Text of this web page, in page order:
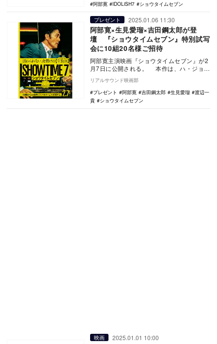
阿部寛
IDOLiSH7 ショウタイムセブン
プレゼント 2025.01.06 11:30
阿部寛×生見愛瑠×吉田鋼太郎が登
壇 『ショウタイムセブン』特別試写
会に10組20名様ご招待
阿部寛主演映画『ショウタイムセブン』が2
月7日に公開される。 本作は、ハ・ジョン
ウが主演、キム・ビョンウが監督を務めた
韓国映…
リアルサウンド映画部
プレゼント
阿部寛 吉田鋼太郎 生見愛瑠
渡辺一
貴
ショウタイムセブン
映画 2025.01.01 10:00